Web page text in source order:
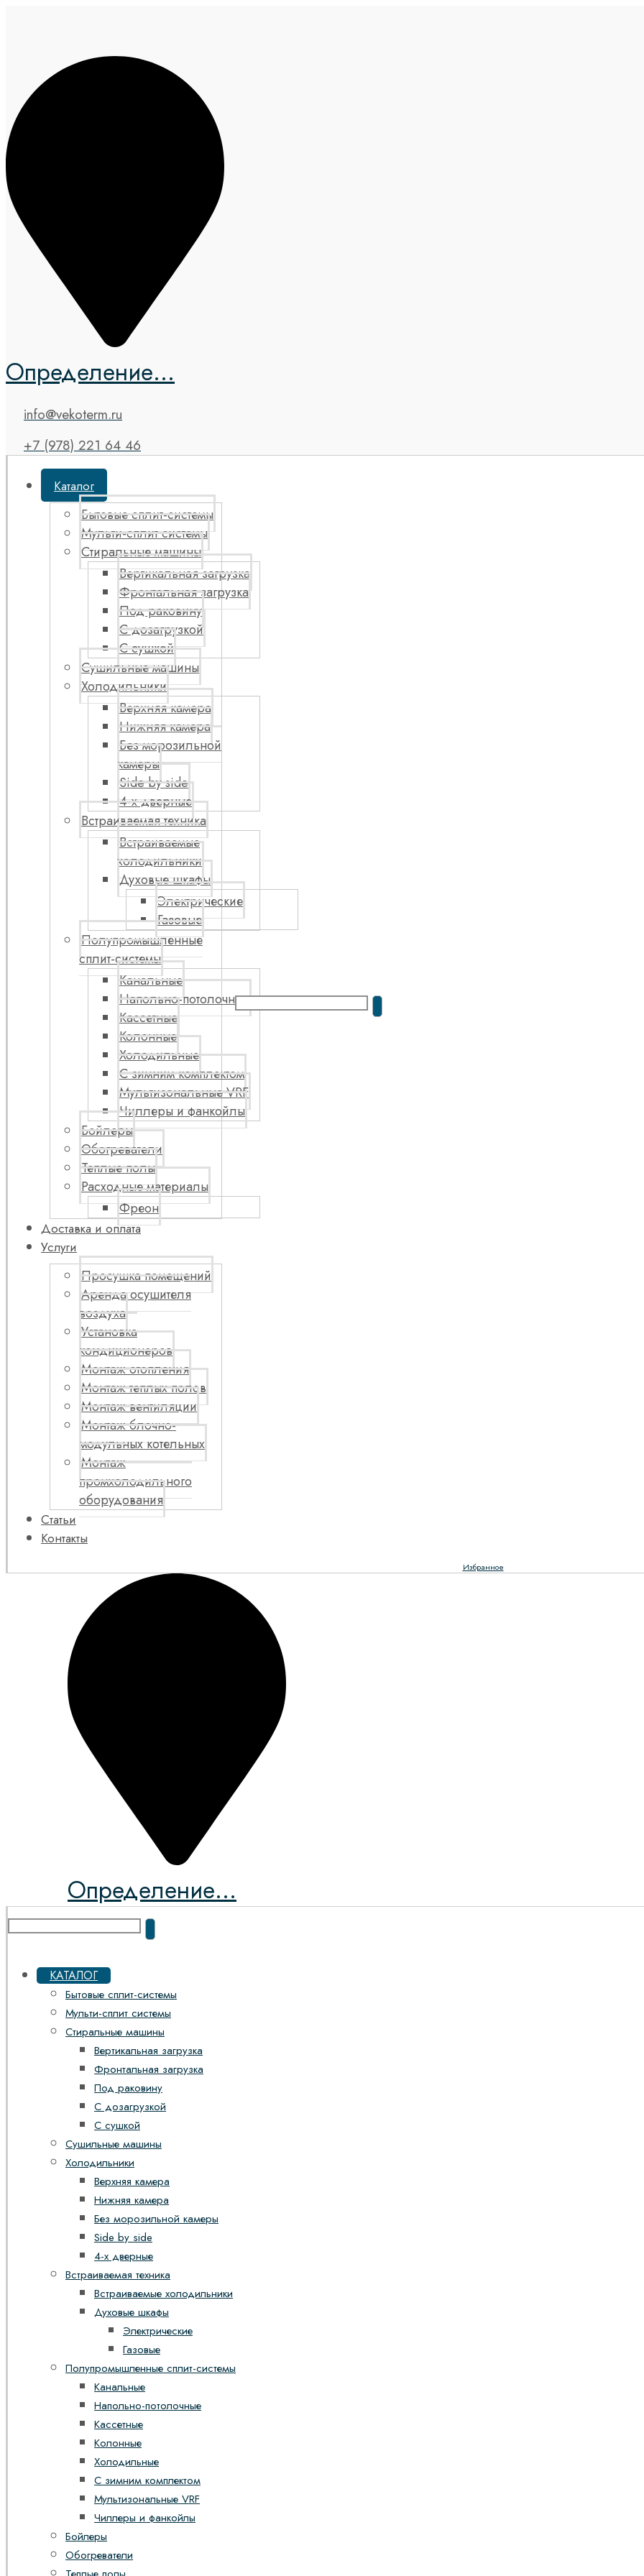
Определение...
info@vekoterm.ru
+7 (978) 221 64 46
Каталог
Бытовые сплит-системы
Мульти-сплит системы
Стиральные машины
Вертикальная загрузка
Фронтальная загрузка
Под раковину
С дозагрузкой
С сушкой
Сушильные машины
Холодильники
Верхняя камера
Нижняя камера
Без морозильной
камеры
Side by side
4-х дверные
Встраиваемая техника
Встраиваемые
холодильники
Духовые шкафы
Электрические
Газовые
Полупромышленные
сплит-системы
Канальные
Напольно-потолочные
Кассетные
Колонные
Холодильные
С зимним комплектом
Мультизональные VRF
Чиллеры и фанкойлы
Бойлеры
Обогреватели
Теплые полы
Расходные материалы
Фреон
Доставка и оплата
Услуги
Просушка помещений
Аренда осушителя
воздуха
Установка
кондиционеров
Монтаж отопления
Монтаж теплых полов
Монтаж вентиляции
Монтаж блочно-
модульных котельных
Монтаж
промхолодильного
оборудования
Статьи
Контакты
Избранное
Определение...
КАТАЛОГ
Бытовые сплит-системы
Мульти-сплит системы
Стиральные машины
Вертикальная загрузка
Фронтальная загрузка
Под раковину
С дозагрузкой
С сушкой
Сушильные машины
Холодильники
Верхняя камера
Нижняя камера
Без морозильной камеры
Side by side
4-х дверные
Встраиваемая техника
Встраиваемые холодильники
Духовые шкафы
Электрические
Газовые
Полупромышленные сплит-системы
Канальные
Напольно-потолочные
Кассетные
Колонные
Холодильные
С зимним комплектом
Мультизональные VRF
Чиллеры и фанкойлы
Бойлеры
Обогреватели